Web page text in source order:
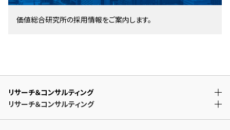
価値総合研究所の採用情報をご案内します。
リサーチ＆コンサルティング
リサーチ＆コンサルティング